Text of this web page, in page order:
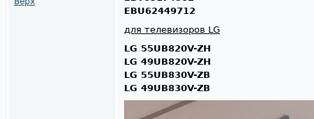
EBU62449712
для телевизоров LG
LG 55UB820V-ZH
LG 49UB820V-ZH
LG 55UB830V-ZB
LG 49UB830V-ZB